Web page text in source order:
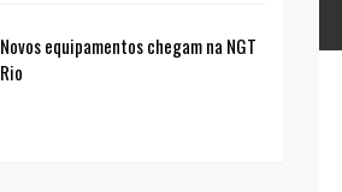
Novos equipamentos chegam na NGT
Rio